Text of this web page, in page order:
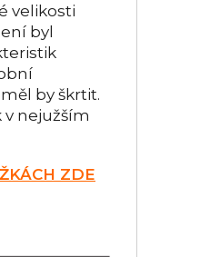
velikosti
byl
by škrtit.
nejužším
ZDE